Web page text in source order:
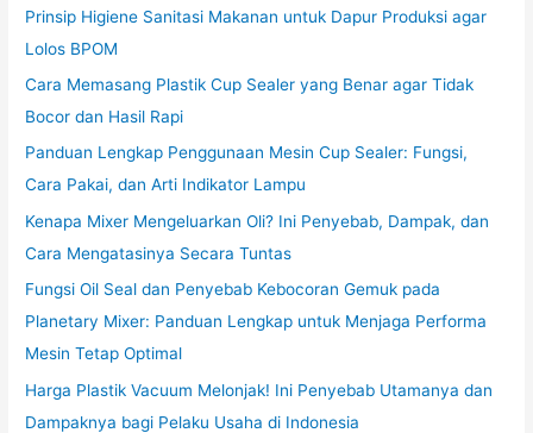
Prinsip Higiene Sanitasi Makanan untuk Dapur Produksi agar
Lolos BPOM
Cara Memasang Plastik Cup Sealer yang Benar agar Tidak
Bocor dan Hasil Rapi
Panduan Lengkap Penggunaan Mesin Cup Sealer: Fungsi,
Cara Pakai, dan Arti Indikator Lampu
Kenapa Mixer Mengeluarkan Oli? Ini Penyebab, Dampak, dan
Cara Mengatasinya Secara Tuntas
Fungsi Oil Seal dan Penyebab Kebocoran Gemuk pada
Planetary Mixer: Panduan Lengkap untuk Menjaga Performa
Mesin Tetap Optimal
Harga Plastik Vacuum Melonjak! Ini Penyebab Utamanya dan
Dampaknya bagi Pelaku Usaha di Indonesia